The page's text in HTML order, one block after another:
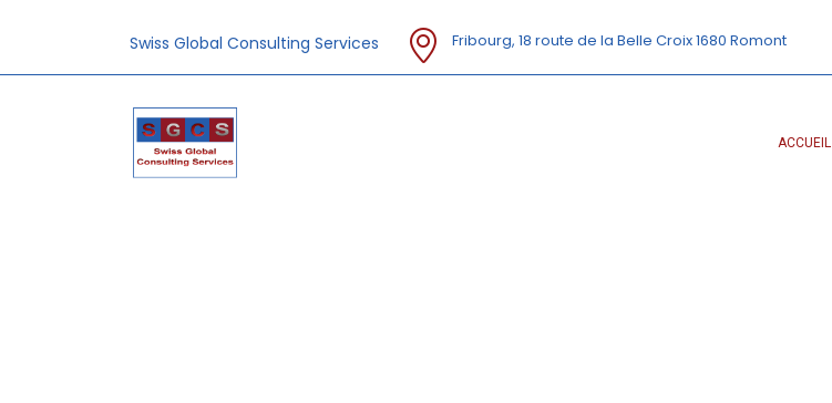
Swiss Global Consulting Services Fribourg, 18 route de la Belle Croix 1680 Romont
ACCUEIL